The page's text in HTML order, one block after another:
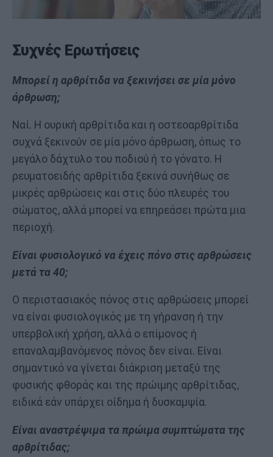
Συχνές Ερωτήσεις
Μπορεί η αρθρίτιδα να ξεκινήσει σε μία μόνο
άρθρωση;
Ναί. Η ουρική αρθρίτιδα και η οστεοαρθρίτιδα
συχνά ξεκινούν σε μία μόνο άρθρωση, όπως το
μεγάλο δάχτυλο του ποδιού ή το γόνατο. Η
ρευματοειδής αρθρίτιδα ξεκινά συνήθως σε
μικρές αρθρώσεις και στις δύο πλευρές του
σώματος, αλλά μπορεί να επηρεάσει πρώτα μια
περιοχή.
Είναι φυσιολογικό να έχεις πόνο στις αρθρώσεις
μετά τα 40;
Ο περιστασιακός πόνος στις αρθρώσεις μπορεί
να είναι φυσιολογικός με τη γήρανση ή την
υπερβολική χρήση, αλλά ο επίμονος ή
επαναλαμβανόμενος πόνος δεν είναι. Είναι
σημαντικό να γίνεται διάκριση μεταξύ της
φυσικής φθοράς και της πρώιμης αρθρίτιδας,
ειδικά εάν υπάρχει οίδημα ή δυσκαμψία.
Είναι αναστρέψιμα τα πρώιμα συμπτώματα της
αρθρίτιδας;